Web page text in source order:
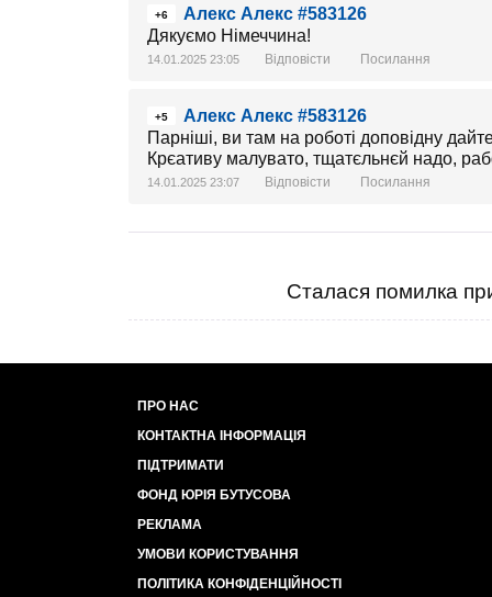
+6
Алекс Алекс #583126
Дякуємо Німеччина!
14.01.2025 23:05 Відповісти Посилання
+5
Алекс Алекс #583126
Парніші, ви там на роботі доповідну
Крєативу малувато, тщатєльнєй надо,
14.01.2025 23:07 Відповісти Посилання
Сталася помилка
ПРО НАС
КОНТАКТНА ІНФОРМАЦІЯ
ПІДТРИМАТИ
ФОНД ЮРІЯ БУТУСОВА
РЕКЛАМА
УМОВИ КОРИСТУВАННЯ
ПОЛІТИКА КОНФІДЕНЦІЙНОСТІ